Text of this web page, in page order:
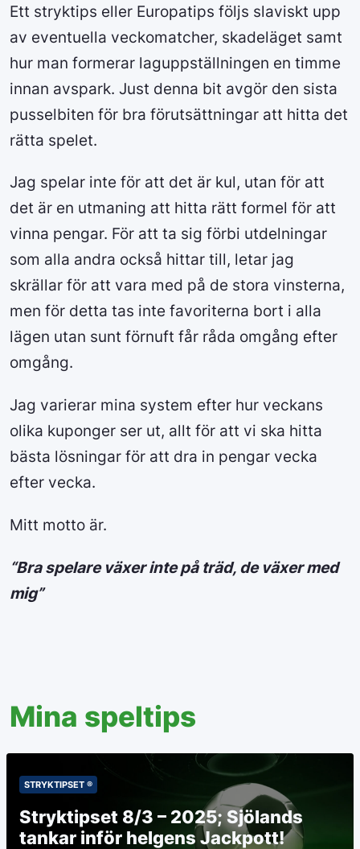
Ett stryktips eller Europatips följs slaviskt upp
av eventuella veckomatcher, skadeläget samt
hur man formerar laguppställningen en timme
innan avspark. Just denna bit avgör den sista
pusselbiten för bra förutsättningar att hitta det
rätta spelet.
Jag spelar inte för att det är kul, utan för att
det är en utmaning att hitta rätt formel för att
vinna pengar. För att ta sig förbi utdelningar
som alla andra också hittar till, letar jag
skrällar för att vara med på de stora vinsterna,
men för detta tas inte favoriterna bort i alla
lägen utan sunt förnuft får råda omgång efter
omgång.
Jag varierar mina system efter hur veckans
olika kuponger ser ut, allt för att vi ska hitta
bästa lösningar för att dra in pengar vecka
efter vecka.
Mitt motto är.
“Braspelare växer inte på träd, de växer med
mig”
Mina speltips
STRYKTIPSET ®
Stryktipset 8/3 – 2025; Sjölands
tankar inför helgens Jackpott!